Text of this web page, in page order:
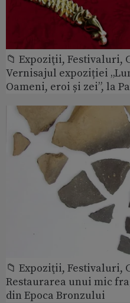
📁 Expoziţii, Festivaluri,
Vernisajul expoziției
Oameni, eroi și zei”, la
📁 Expoziţii, Festivaluri,
Restaurarea unui mic
din Epoca Bronzului